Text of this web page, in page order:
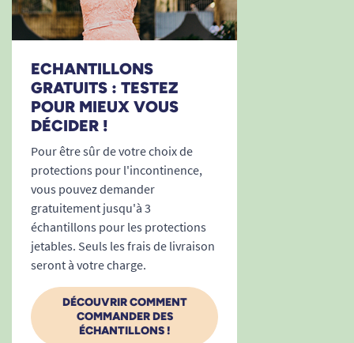
Prêt à retrouver tranquillité et sécurité ?
Commandez l’alèse SENI Soft Normal 40 x 60 cm
notre gamme :toutes nos alèses jetables
toutes nos solutions pour l’incontinence
ECHANTILLONS
GRATUITS : TESTEZ
POUR MIEUX VOUS
DÉCIDER !
Pour être sûr de votre choix de
protections pour l'incontinence,
vous pouvez demander
gratuitement jusqu'à 3
échantillons pour les protections
jetables. Seuls les frais de livraison
seront à votre charge.
DÉCOUVRIR COMMENT
COMMANDER DES
ÉCHANTILLONS !